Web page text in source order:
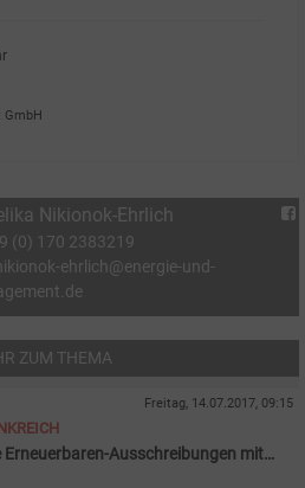
GmbH
Nikionok-Ehrlich
(0) 170 2383219
ehrlich@energie-und-
ZUM THEMA
Freitag, 14.07.2017, 09:15
Erneuerbaren-Ausschreibungen mit